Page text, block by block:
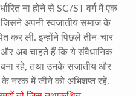
ना होने से SC/ST वर्ग में एक
जिसने अपनी स्वजातीय समाज के
कर ली. इन्होंने पिछले तीन-चार
और अब चाहते हैं कि ये संवैधानिक
बना रहे, तथा उनके सजातीय और
के नरक में जीने को अभिशप्त रहें.